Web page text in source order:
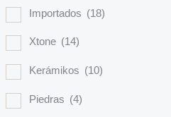
Importados (18)
Xtone (14)
Kerámikos (10)
Piedras (4)